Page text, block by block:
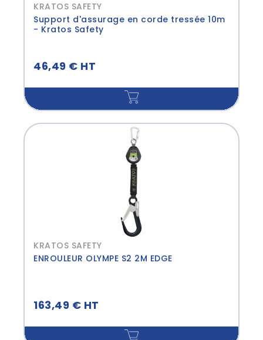
KRATOS SAFETY
Support d'assurage en corde tressée 10m
- Kratos Safety
46,49 € HT
KRATOS SAFETY
ENROULEUR OLYMPE S2 2M EDGE
163,49 € HT